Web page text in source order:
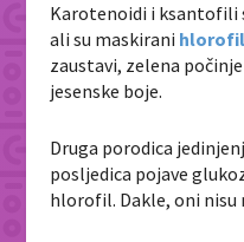
Karotenoidi i ksantofili
ali su maskirani
zaustavi, zelena
jesenske boje.
Druga porodica
posljedica pojave
hlorofil. Dakle, oni